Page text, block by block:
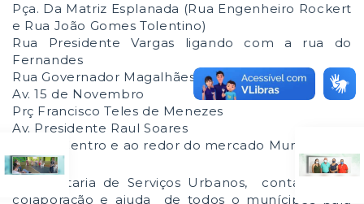
Pça. Da Matriz Esplanada (Rua Engenheiro Rockert
e Rua João Gomes Tolentino)
Rua Presidente Vargas ligando com a rua do
Fernandes
Rua Governador Magalhães Pinto
Av. 15 de Novembro
Prç Francisco Teles de Menezes
Av. Presidente Raul Soares
Todo o Centro e ao redor do mercado Municipal
A Secretaria de Serviços Urbanos, conta com a
colaboração e ajuda de todos o munícipes para